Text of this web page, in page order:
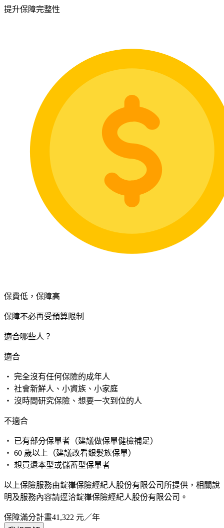
提升保障完整性
保費低，保障高
保障不必再受預算限制
適合哪些人？
適合
・ 完全沒有任何保險的成年人
・ 社會新鮮人、小資族、小家庭
・ 沒時間研究保險、想要一次到位的人
不適合
・ 已有部分保單者（建議做保單健檢補足）
・ 60 歲以上（建議改看銀髮族保單）
・ 想買還本型或儲蓄型保單者
以上保險服務由錠嵂保險經紀人股份有限公司所提供，相關說
明及服務內容請逕洽錠嵂保險經紀人股份有限公司。
保障滿分計畫41,322 元／年